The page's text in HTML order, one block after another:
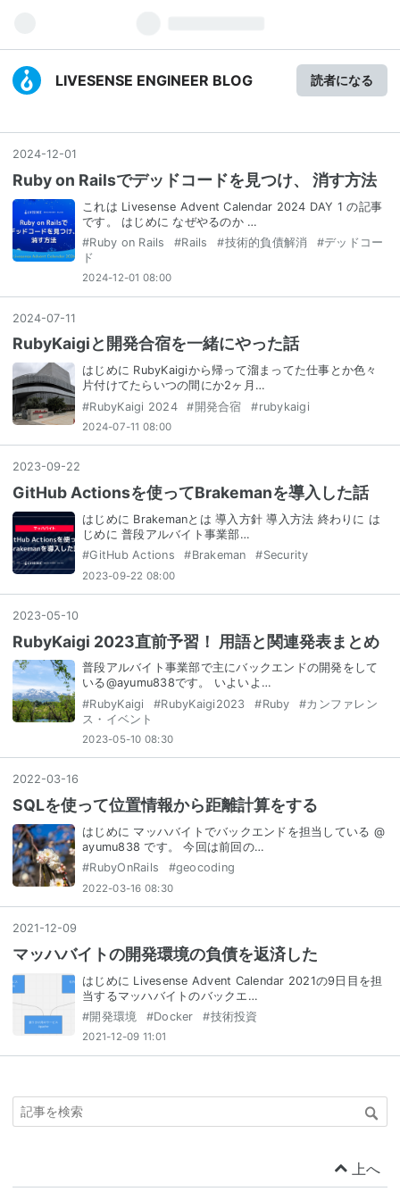
LIVESENSE ENGINEER BLOG 読者になる
2024-12-01
Ruby on Railsでデッドコードを見つけ、 消す方法
これは Livesense Advent Calendar 2024 DAY 1 の記事
です。 はじめに なぜやるのか …
#Ruby on Rails #Rails #技術的負債解消 #デッドコー
ド
2024-12-01 08:00
2024-07-11
RubyKaigiと開発合宿を一緒にやった話
はじめに RubyKaigiから帰って溜まってた仕事とか色々
片付けてたらいつの間にか2ヶ月…
#RubyKaigi 2024 #開発合宿 #rubykaigi
2024-07-11 08:00
2023-09-22
GitHub Actionsを使ってBrakemanを導入した話
はじめに Brakemanとは 導入方針 導入方法 終わりに は
じめに 普段アルバイト事業部…
#GitHub Actions #Brakeman #Security
2023-09-22 08:00
2023-05-10
RubyKaigi 2023直前予習！ 用語と関連発表まとめ
普段アルバイト事業部で主にバックエンドの開発をして
いる@ayumu838です。 いよいよ…
#RubyKaigi #RubyKaigi2023 #Ruby #カンファレン
ス・イベント
2023-05-10 08:30
2022-03-16
SQLを使って位置情報から距離計算をする
はじめに マッハバイトでバックエンドを担当している @
ayumu838 です。 今回は前回の…
#RubyOnRails #geocoding
2022-03-16 08:30
2021 -12-09
マッハバイトの開発環境の負債を返済した
はじめに Livesense Advent Calendar 2021の9日目を担
当するマッハバイトのバックエ…
#開発環境 #Docker #技術投資
2021-12-09 11:01
上へ